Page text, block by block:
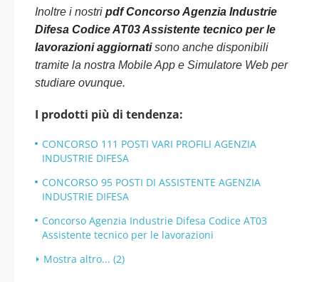
Inoltre i nostri pdf Concorso Agenzia Industrie
Difesa Codice AT03 Assistente tecnico per le
lavorazioni aggiornatisono anche disponibili
tramite la nostra Mobile App e Simulatore Web per
studiare ovunque.
I prodotti più di tendenza:
CONCORSO 111 POSTI VARI PROFILI AGENZIA
INDUSTRIE DIFESA
CONCORSO 95 POSTI DI ASSISTENTE AGENZIA
INDUSTRIE DIFESA
Concorso Agenzia Industrie Difesa Codice AT03
Assistente tecnico per le lavorazioni
Mostra altro... (2)